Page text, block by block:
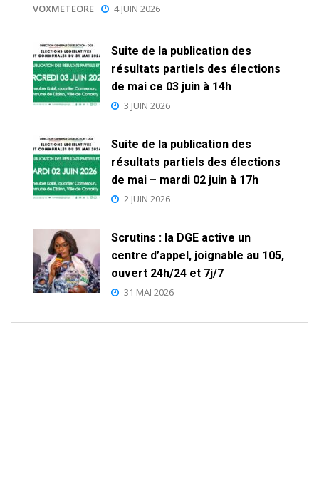
VOXMETEORE 4 JUIN 2026
Suite de la publication des
résultats partiels des élections
de mai ce 03 juin à 14h
3 JUIN 2026
Suite de la publication des
résultats partiels des élections
de mai – mardi 02 juin à 17h
2 JUIN 2026
Scrutins : la DGE active un
centre d’appel, joignable au 105,
ouvert 24h/24 et 7j/7
31 MAI 2026